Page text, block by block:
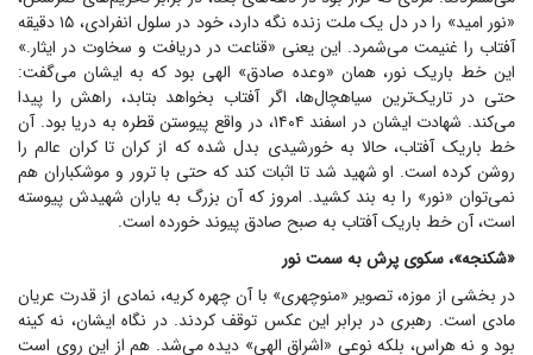
«نور امید» را در دل یک ملت زنده نگه دارد، خود در سلول انفرادی، ۱۵ دقیقه
آفتاب را غنیمت می‌شمرد. این یعنی «قناعت در دریافت و سخاوت در ایثار.»
این خط باریک نور، همان «وعده صادق» الهی بود که به ایشان می‌گفت:
حتی در تاریک‌ترین سیاهچال‌ها، اگر آفتاب بخواهد بتابد، راهش را پیدا
می‌کند. شهادت ایشان در اسفند ۱۴۰۴، در واقع پیوستن قطره به دریا بود. آن
خط باریک آفتاب، حالا به خورشیدی بدل شده که از کران تا کران عالم را
روشن کرده است. او شهید شد تا اثبات کند که حتی با ترور و موشکباران هم
نمی‌توان «نور» را به بند کشید. امروز که آن بزرگ به یاران شهیدش پیوسته
است، آن خط باریک آفتاب به صبح صادق پیوند خورده است.
«شکنجه»، سکوی پرش به سمت نور
در بخشی از موزه، تصویر «منوچهری» با آن چهره کریه، نمادی از قدرت عریان
مادی است. رهبری در برابر این عکس توقف کردند. در نگاه ایشان، نه کینه
بود و نه هراس، بلکه نوعی «اشراق الهی» دیده می‌شد. هم از این روی است